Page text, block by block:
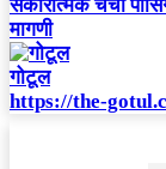
सकारात्मक चर्चा
मागणी
गोटूल
https://the-